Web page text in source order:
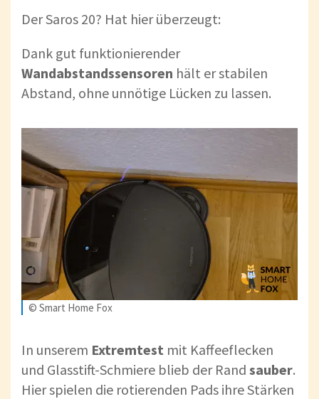
Der Saros 20? Hat hier überzeugt:
Dank gut funktionierender
Wandabstandssensoren hält er stabilen
Abstand, ohne unnötige Lücken zu lassen.
© Smart Home Fox
In unserem Extremtest mit Kaffeeflecken
und Glasstift-Schmiere blieb der Rand sauber.
Hier spielen die rotierenden Pads ihre Stärken